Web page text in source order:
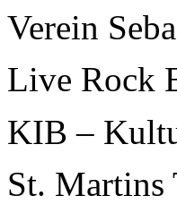
Verein
Live Rock
KIB –
St. Martins